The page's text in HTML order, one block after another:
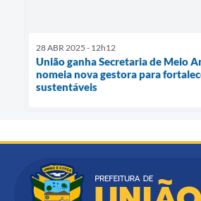
28 ABR 2025 - 12h12
União ganha Secretaria de Meio
nomeia nova gestora para
sustentáveis